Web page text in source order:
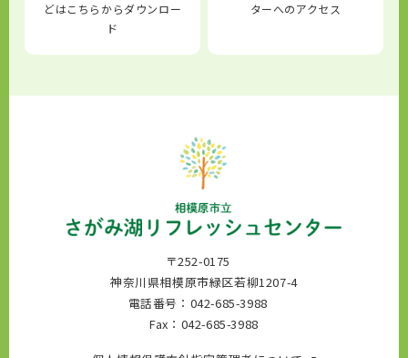
どはこちらからダウンロー
ド
ターへのアクセス
〒252-0175
神奈川県相模原市緑区若柳1207-4
電話番号：042-685-3988
Fax：042-685-3988